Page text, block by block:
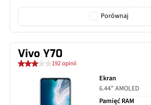
Porównaj
Vivo Y70
192 opinii
Ekran
6.44" AMOLED
Pamięć RAM